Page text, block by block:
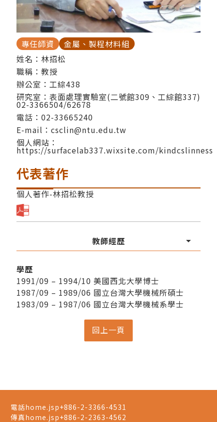
專任師資
金屬、製程材料組
姓名：林招松
職稱：教授
辦公室：工綜438
研究室：表面處理實驗室(二號館309、工綜館337)
02-3366504/62678
電話： 02-33665240
E-mail： csclin@ntu.edu.tw
個人網站：
https://surfacelab337.wixsite.com/kindcslinness
代表著作
個人著作-林招松教授
教師經歷
學歷
1991/09 – 1994/10 美國西北大學博士
1987/09 – 1989/06 國立台灣大學機械所碩士
1983/09 – 1987/06 國立台灣大學機械系學士
電話home.jsp+886-2-3366-4531
傳真home.jsp+886-2-2363-4562